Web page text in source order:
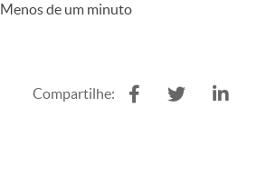
Menos de um minuto
Compartilhe: